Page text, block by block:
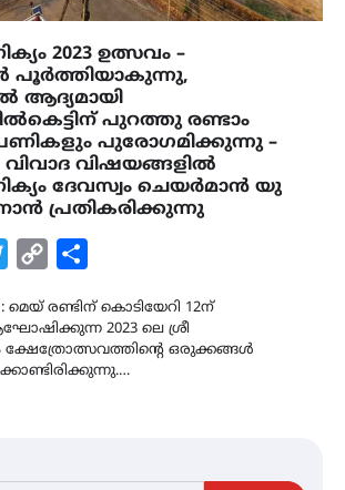
2023 ഉത്സവം –
പൂർത്തിയാകുന്നു,
ആദ്യമായി
പുറത്തു രണ്ടാം
പണികളും പുരോഗമിക്കുന്നു –
വിഷയങ്ങളിൽ
ദേവസ്വം ചെയർമാൻ യു
പ്രതികരിക്കുന്നു
TwitterCopy
മെയ് രണ്ടിന് കൊടിയേറി 12ന്
2023 ലെ ശ്രീ
ക്ഷേത്രോത്സവത്തിന്‍റെ ഒരുക്കങ്ങൾ